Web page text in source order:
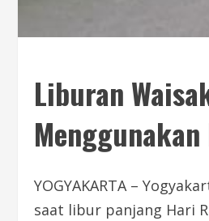
Liburan
YOGYAKARTA –
saat libur panjang Hari